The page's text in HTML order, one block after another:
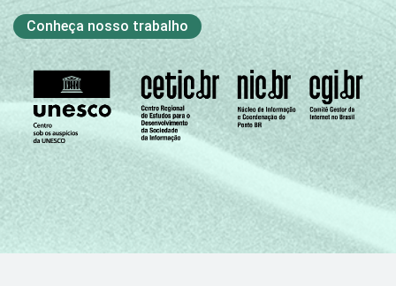
aproximadospara cada variável este
indicador.
Fonte: NIC.br - out/nov 2008
Conheça nosso trabalho